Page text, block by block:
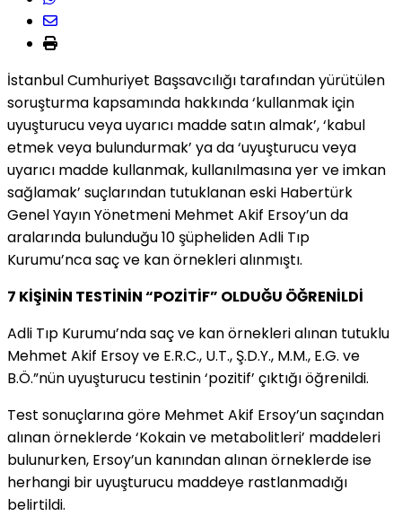
İstanbul Cumhuriyet Başsavcılığı tarafından yürütülen
soruşturma kapsamında hakkında ‘kullanmak için
uyuşturucu veya uyarıcı madde satın almak’, ‘kabul
etmek veya bulundurmak’ ya da ‘uyuşturucu veya
uyarıcı madde kullanmak, kullanılmasına yer ve imkan
sağlamak’ suçlarından tutuklanan eski Habertürk
Genel Yayın Yönetmeni Mehmet Akif Ersoy’un da
aralarında bulunduğu 10 şüpheliden Adli Tıp
Kurumu’nca saç ve kan örnekleri alınmıştı.
7 KİŞİNİN TESTİNİN “POZİTİF” OLDUĞU ÖĞRENİLDİ
Adli Tıp Kurumu’nda saç ve kan örnekleri alınan tutuklu
Mehmet Akif Ersoy ve E.R.C., U.T., Ş.D.Y., M.M., E.G. ve
B.Ö.”nün uyuşturucu testinin ‘pozitif’ çıktığı öğrenildi.
Test sonuçlarına göre Mehmet Akif Ersoy’un saçından
alınan örneklerde ‘Kokain ve metabolitleri’ maddeleri
bulunurken, Ersoy’un kanından alınan örneklerde ise
herhangi bir uyuşturucu maddeye rastlanmadığı
belirtildi.